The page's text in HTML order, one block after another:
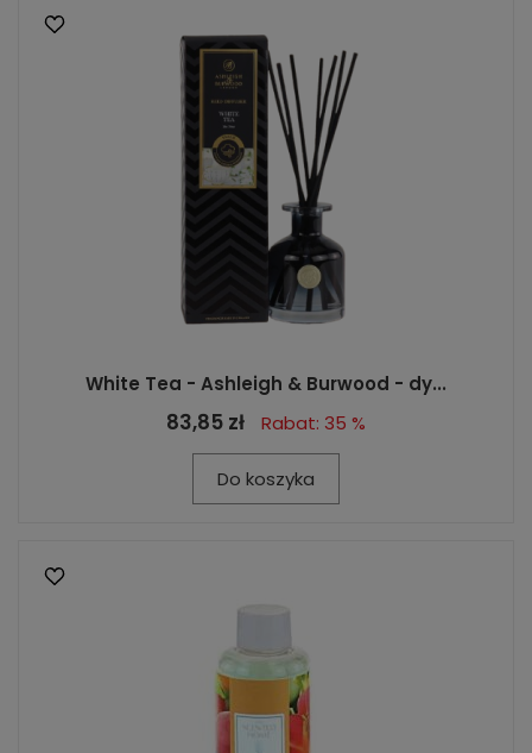
White Tea - Ashleigh & Burwood - dy...
83,85 zł Rabat: 35 %
Do koszyka